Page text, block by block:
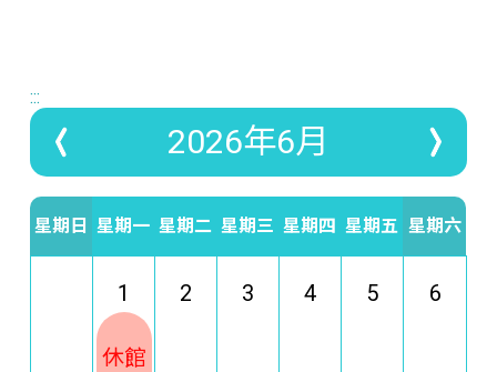
:::
2026年6月
星期日 星期一 星期二 星期三 星期四 星期五 星期六
1
休館
2 3 4 5 6